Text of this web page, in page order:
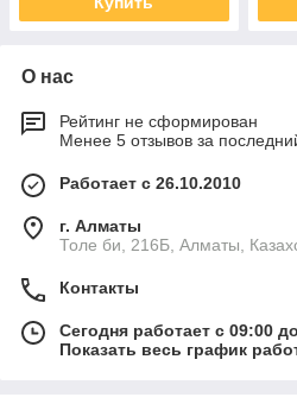
О нас
Рейтинг не сформирован
Менее 5 отзывов за
Работает с 26.10.2010
г. Алматы
Толе би, 216Б, Алматы,
Контакты
Сегодня работает с 09:00
Показать весь график